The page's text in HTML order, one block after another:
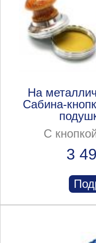
На
Сабина-
С
3